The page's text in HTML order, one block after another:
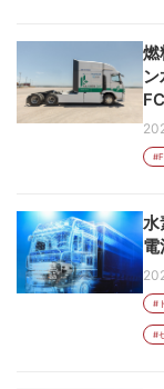
燃
ン
水
電
#
#